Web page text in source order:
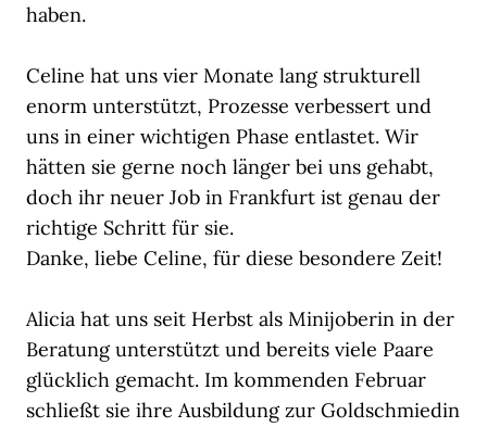
haben.
Celine hat uns vier Monate lang strukturell
enorm unterstützt, Prozesse verbessert und
uns in einer wichtigen Phase entlastet. Wir
hätten sie gerne noch länger bei uns gehabt,
doch ihr neuer Job in Frankfurt ist genau der
richtige Schritt für sie.
Danke, liebe Celine, für diese besondere Zeit!
Alicia hat uns seit Herbst als Minijoberin in der
Beratung unterstützt und bereits viele Paare
glücklich gemacht. Im kommenden Februar
schließt sie ihre Ausbildung zur Goldschmiedin